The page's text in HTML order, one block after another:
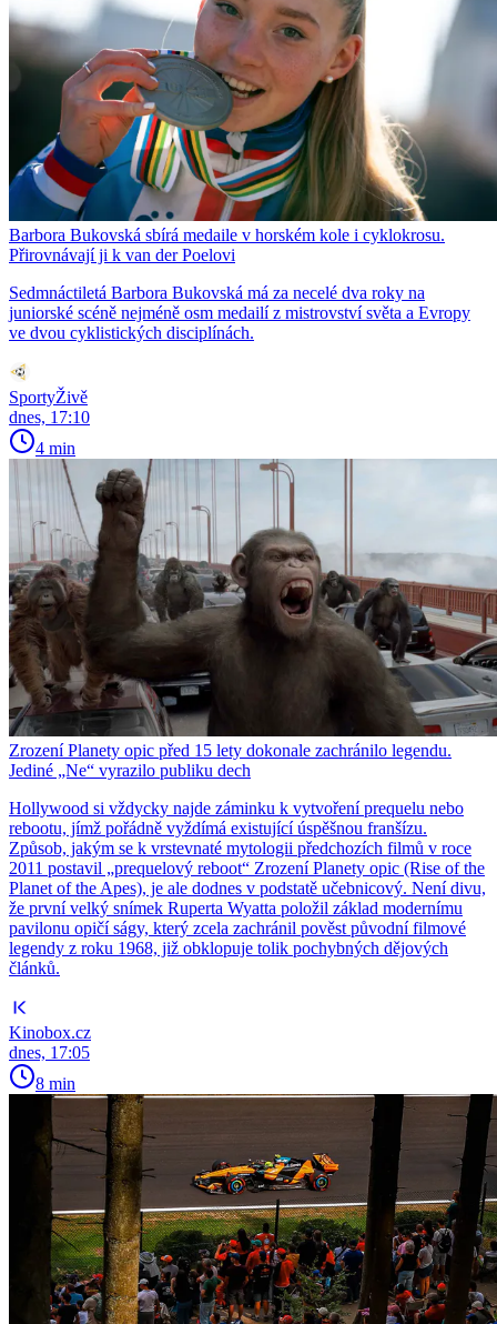
Barbora Bukovská sbírá medaile v horském kole i cyklokrosu.
Přirovnávají ji k van der Poelovi
Sedmnáctiletá Barbora Bukovská má za necelé dva roky na
juniorské scéně nejméně osm medailí z mistrovství světa a Evropy
ve dvou cyklistických disciplínách.
SportyŽivě
dnes, 17:10
4 min
Zrození Planety opic před 15 lety dokonale zachránilo legendu.
Jediné „Ne“ vyrazilo publiku dech
Hollywood si vždycky najde záminku k vytvoření prequelu nebo
rebootu, jímž pořádně vyždímá existující úspěšnou franšízu.
Způsob, jakým se k vrstevnaté mytologii předchozích filmů v roce
2011 postavil „prequelový reboot“ Zrození Planety opic (Rise of the
Planet of the Apes), je ale dodnes v podstatě učebnicový. Není divu,
že první velký snímek Ruperta Wyatta položil základ modernímu
pavilonu opičí ságy, který zcela zachránil pověst původní filmové
legendy z roku 1968, již obklopuje tolik pochybných dějových
článků.
Kinobox.cz
dnes, 17:05
8 min